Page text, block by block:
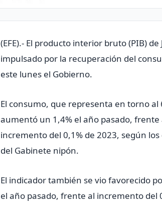
(EFE).- El producto interior bruto (PIB)
impulsado por la recuperación del
este lunes el Gobierno.
El consumo, que representa en torno al
aumentó un 1,4% el año pasado, frente
incremento del 0,1% de 2023, según
del Gabinete nipón.
El indicador también se vio favorecido
el año pasado, frente al incremento del